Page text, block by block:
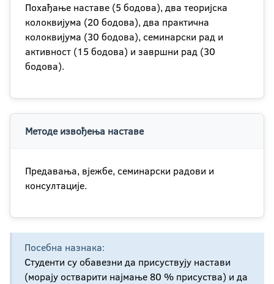
Похађање наставе (5 бодова), два теоријска
колоквијума (20 бодова), два практична
колоквијума (30 бодова), семинарски рад и
активност (15 бодова) и завршни рад (30
бодова).
Методе извођења наставе
Предавања, вјежбе, семинарски радови и
консултације.
Посебна назнака:
Студенти су обавезни да присуствују настави
(морају остварити најмање 80 % присуства) и да